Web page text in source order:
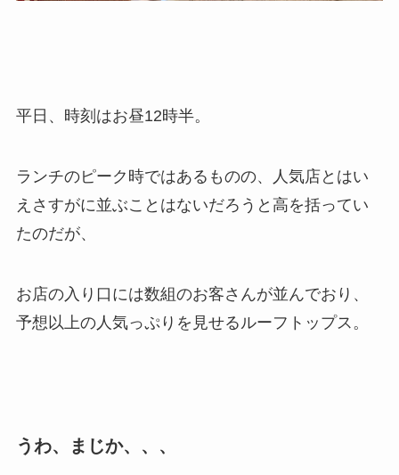
平日、時刻はお昼12時半。
ランチのピーク時ではあるものの、人気店とはい
えさすがに並ぶことはないだろうと高を括ってい
たのだが、
お店の入り口には数組のお客さんが並んでおり、
予想以上の人気っぷりを見せるルーフトップス。
うわ、まじか、、、